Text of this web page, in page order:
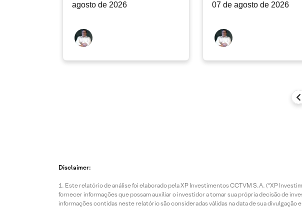
agosto de 2026
07 de agosto de 2026
Disclaimer:
Este relatório de análise foi elaborado pela XP Investimentos CCTVM S.A. (“XP
fornecer informações que possam auxiliar o investidor a tomar sua própria decisão de
informações contidas neste relatório são consideradas válidas na data de sua